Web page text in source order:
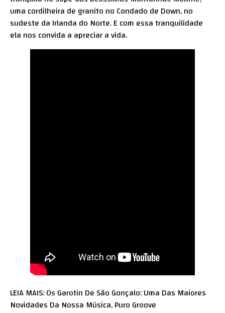
uma cordilheira de granito no Condado de Down, no
sudeste da Irlanda do Norte. E com essa tranquilidade
ela nos convida a apreciar a vida.
LEIA MAIS: Os Garotin De São Gonçalo: Uma Das Maiores
Novidades Da Nossa Música, Puro Groove